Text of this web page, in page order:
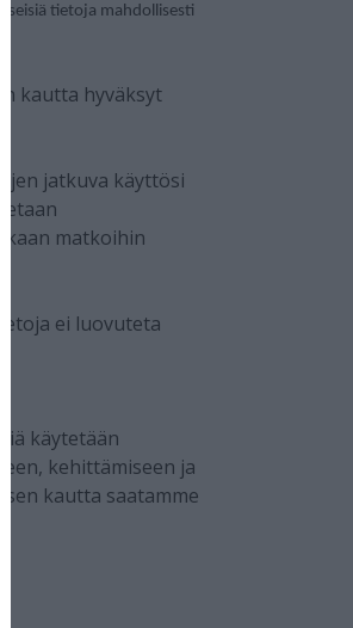
tietoja mahdollisesti
kautta hyväksyt
jatkuva käyttösi
matkoihin
ei luovuteta
käytetään
kehittämiseen ja
kautta saatamme